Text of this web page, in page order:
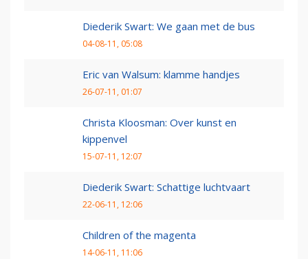
Diederik Swart: We gaan met de bus
04-08-11, 05:08
Eric van Walsum: klamme handjes
26-07-11, 01:07
Christa Kloosman: Over kunst en
kippenvel
15-07-11, 12:07
Diederik Swart: Schattige luchtvaart
22-06-11, 12:06
Children of the magenta
14-06-11, 11:06